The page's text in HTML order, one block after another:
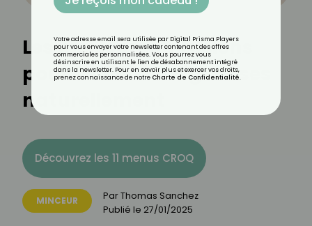
Les meilleures infusions
pour éliminer les graisses
naturellement
Découvrez les 11 menus CROQ
MINCEUR ParThomas Sanchez
Publié le 27/01/2025
Votre adresse email sera utilisée par Digital Prisma Players
pour vous envoyer votre newsletter contenant des offres
commerciales personnalisées. Vous pourrez vous
désinscrire en utilisant le lien de désabonnement intégré
dans la newsletter. Pour en savoir plus et exercer vos droits,
prenez connaissance de notre Charte de Confidentialité.